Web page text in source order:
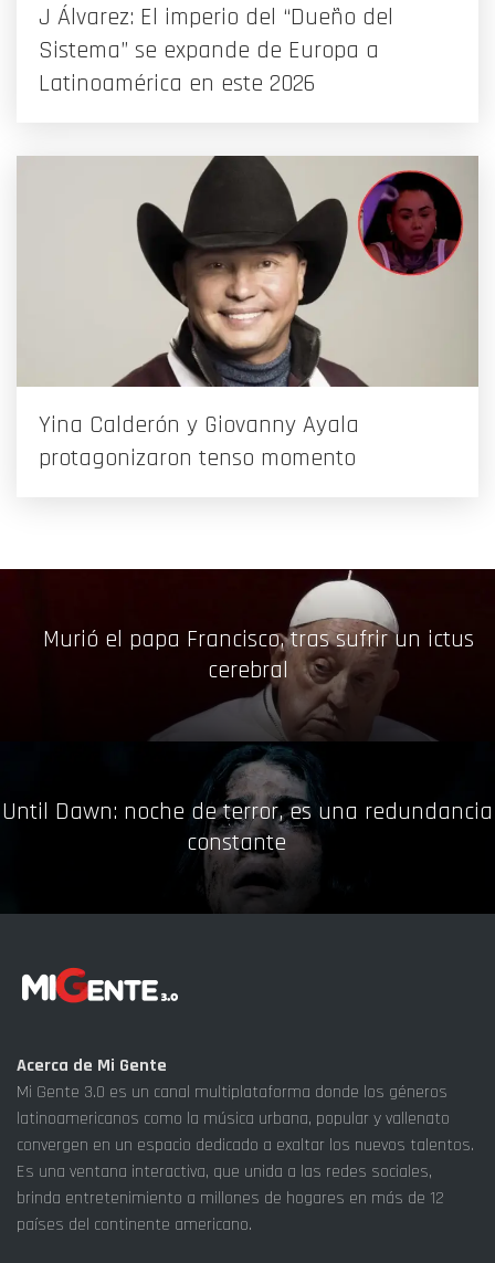
J Álvarez: El imperio del “Dueño del
Sistema” se expande de Europa a
Latinoamérica en este 2026
Yina Calderón y Giovanny Ayala
protagonizaron tenso momento
Murió el papa Francisco, tras sufrir un ictus
cerebral
Until Dawn: noche de terror, es una redundancia
constante
Acerca de Mi Gente
Mi Gente 3.0 es un canal multiplataforma donde los géneros
latinoamericanos como la música urbana, popular y vallenato
convergen en un espacio dedicado a exaltar los nuevos talentos.
Es una ventana interactiva, que unida a las redes sociales,
brinda entretenimiento a millones de hogares en más de 12
países del continente americano.